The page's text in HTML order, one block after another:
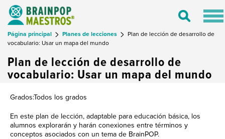
Toggle
Página principal Planes de lecciones
Plan de lección de desarrollo de
vocabulario: Usar un mapa del mundo
Plan de lección de desarrollo de
vocabulario: Usar un mapa del mundo
Grados:Todos los grados
En este plan de lección, adaptable para educación básica, los
alumnos explorarán y harán conexiones entre términos y
conceptos asociados con un tema de BrainPOP.